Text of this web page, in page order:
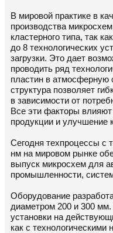
В мировой практике в
производства
кластерного типа, так
до 8 технологических
загрузки. Это дает
проводить ряд
пластин в
структура позволяет
в зависимости от
Все эти факторы
продукции и улучшение
Сегодня техпроцессы с
нм на мировом рынке
выпуск микросхем для
промышленности,
Оборудование
диаметром 200 и 300
установки на
как с